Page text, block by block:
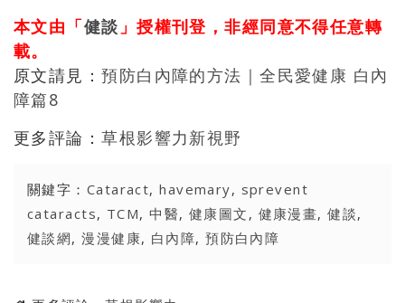
本文由「健談 」授權刊登，非經同意不得任意轉
載。
原文請見：預防白內障的方法｜全民愛健康 白內
障篇8
更多評論：草根影響力新視野
關鍵字： Cataract,havemary, sprevent
cataracts, TCM,中醫, 健康圖文 , 健康漫畫,健談,
健談網,漫漫健康, 白內障,預防白內障